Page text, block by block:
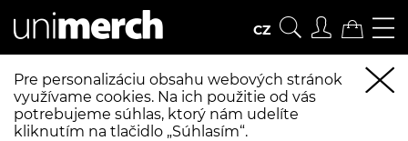
CZ
Pre personalizáciu obsahu webových stránok
využívame cookies. Na ich použitie od vás
potrebujeme súhlas, ktorý nám udelíte
kliknutím na tlačidlo „Súhlasím“.